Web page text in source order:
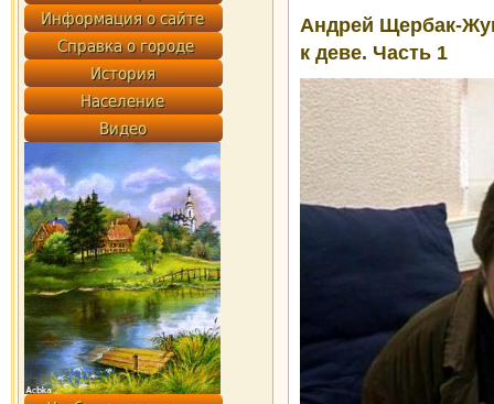
Андрей Щербак-
к деве. Часть 1